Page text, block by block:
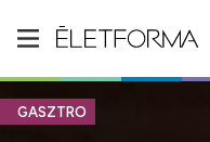
GASZTRO